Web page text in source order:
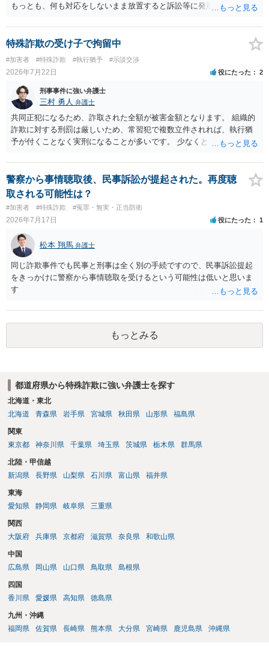
もっとも、何も対応をしないまま放置すると訴訟等に発展してしまう
めします。
特殊詐欺の受け子で拘留中
#加害者 #特殊詐欺 #執行猶予 #示談交渉
2026年7月22日 役にたった 2
刑事事件に強い弁護士
三村 勇人 弁護士
共同正犯になるため、詐取された全額が被害金額となります。 組織的
詐欺に対する刑罰は厳しいため、常習犯で複数立件されれば、執行猶
予が付くことなく実刑になることが多いです。 少なくとも、執行猶予
す。 弁護士を介して共犯者数人で被害弁済を行うこともあります。 保
釈申請については、共犯なので、全て公判請求されるまで難しいです
が、個別具体的な事情により異なります。 弁護方針により、結果が変
わるため、刑事事件に精通している弁護人を選任されることをお勧め
いたします。
警察から事情聴取後、民事訴訟が提起された。再度聴
取される可能性は？
#加害者 #特殊詐欺 #冤罪・無実・正当防衛
2026年7月17日 役にたった 1
松本 翔馬 弁護士
同じ詐欺事件でも民事と刑事は全く別の手続ですので、民事訴訟提起
をきっかけに警察から事情聴取を受けるという可能性は低いと思いま
す
もっとみる
都道府県から特殊詐欺に強い弁護士を探す
北海道・東北
北海道
青森県 岩手県 宮城県 秋田県 山形県 福島県
関東
東京都
神奈川県 千葉県 埼玉県 茨城県 栃木県 群馬県
北陸・甲信越
新潟県
長野県 山梨県 石川県 富山県 福井県
東海
愛知県
静岡県 岐阜県 三重県
関西
大阪府
兵庫県 京都府 滋賀県 奈良県 和歌山県
中国
広島県
岡山県 山口県 鳥取県 島根県
四国
香川県
愛媛県 高知県 徳島県
九州・沖縄
福岡県
佐賀県 長崎県 熊本県 大分県 宮崎県 鹿児島県 沖縄県